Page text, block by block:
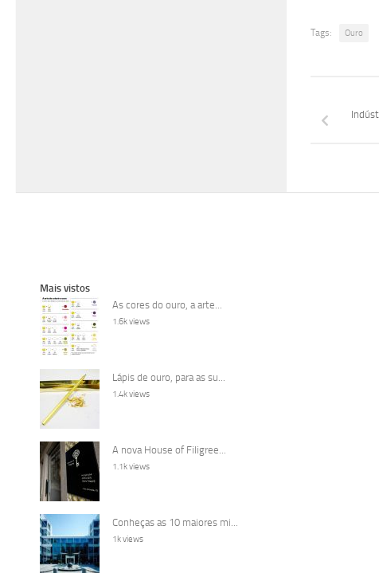
Tags: Ouro
Mais vistos
As cores do ouro, a arte...
1.6k views
Lápis de ouro, para as su...
1.4k views
A nova House of Filigree...
1.1k views
Conheças as 10 maiores mi...
1k views